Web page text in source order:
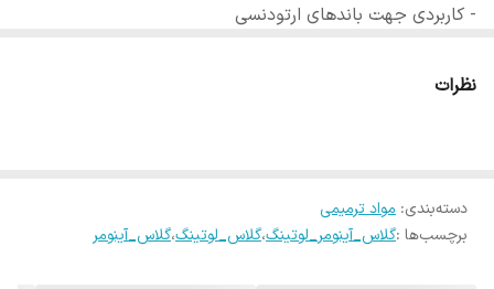
- کاربردی جهت باندهای ارتودنسی
نظرات
دسته‌بندی: مواد ترمیمی
برچسب‌ها :گلاس_آینومر_لوتینگ،گلاس_لوتینگ،گلاس_آینومر